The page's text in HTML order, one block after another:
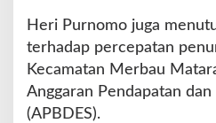
Heri Purnomo juga
terhadap percepatan
Kecamatan Merbau
Anggaran Pendapatan
(APBDES).